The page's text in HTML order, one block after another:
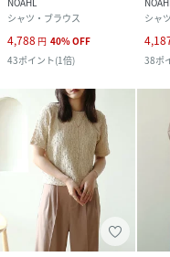
シャツ・ブラウス
4,788 円 40%OFF
43ポイント(1倍)
シャ
38ポ